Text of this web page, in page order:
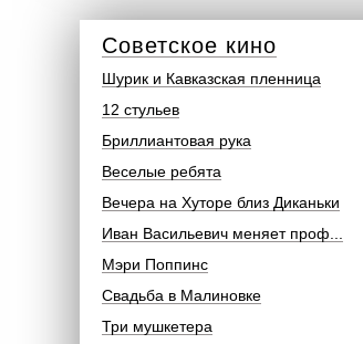
Советское кино
Шурик и Кавказская пленница
12 стульев
Бриллиантовая рука
Веселые ребята
Вечера на Хуторе близ Диканьки
Иван Васильевич меняет проф...
Мэри Поппинс
Свадьба в Малиновке
Три мушкетера